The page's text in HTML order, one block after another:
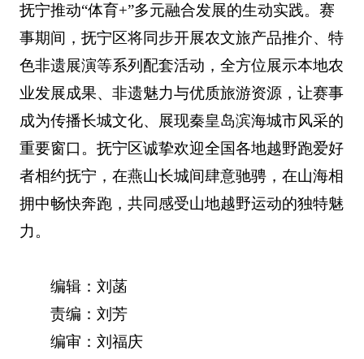
抚宁推动“体育+”多元融合发展的生动实践。赛
事期间，抚宁区将同步开展农文旅产品推介、特
色非遗展演等系列配套活动，全方位展示本地农
业发展成果、非遗魅力与优质旅游资源，让赛事
成为传播长城文化、展现秦皇岛滨海城市风采的
重要窗口。抚宁区诚挚欢迎全国各地越野跑爱好
者相约抚宁，在燕山长城间肆意驰骋，在山海相
拥中畅快奔跑，共同感受山地越野运动的独特魅
力。
编辑：刘菡
责编：刘芳
编审：刘福庆